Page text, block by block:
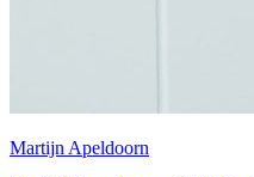
Martijn Apeldoorn